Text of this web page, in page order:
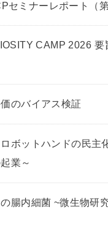
セミナーレポート（第
CAMP 2026 要
のバイアス検証
ボットハンドの民
業～
腸内細菌 ~微生物研